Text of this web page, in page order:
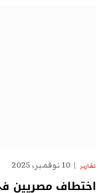
تقارير 10 نوفمبر، 2025
اختطاف مصريين